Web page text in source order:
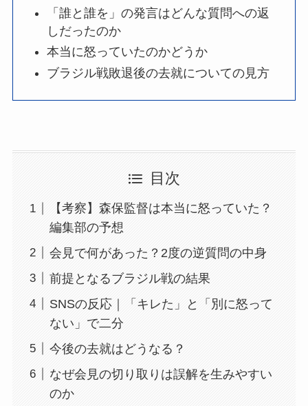
「誰と誰を」の発言はどんな質問への返
しだったのか
本当に怒っていたのかどうか
ブラジル戦敗退後の去就についての見方
目次
【考察】森保監督は本当に怒っていた？
編集部の予想
会見で何があった？2度の逆質問の中身
前提となるブラジル戦の結果
SNSの反応｜「キレた」と「別に怒って
ない」で二分
今後の去就はどうなる？
なぜ会見の切り取りは誤解を生みやすい
のか